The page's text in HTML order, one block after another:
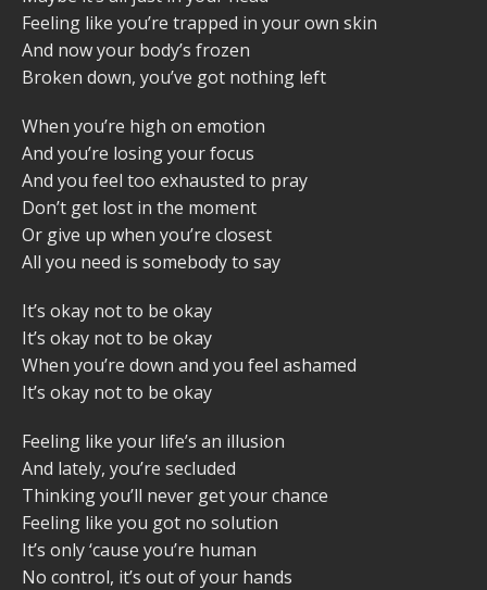
Feeling like you’re trapped in your own skin
And now your body’s frozen
Broken down, you’ve got nothing left
When you’re high on emotion
And you’re losing your focus
And you feel too exhausted to pray
Don’t get lost in the moment
Or give up when you’re closest
All you need is somebody to say
It’s okay not to be okay
It’s okay not to be okay
When you’re down and you feel ashamed
It’s okay not to be okay
Feeling like your life’s an illusion
And lately, you’re secluded
Thinking you’ll never get your chancе
Feeling like you got no solution
It’s only ‘cause you’re human
No control, it’s out of your hands